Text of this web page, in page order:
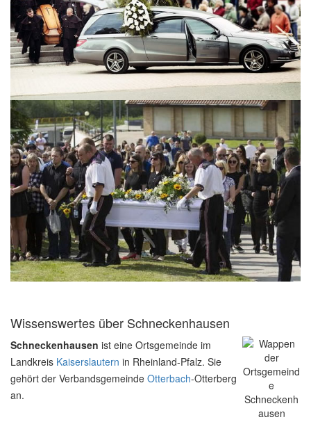
Wissenswertes über Schneckenhausen
Schneckenhausen ist eine Ortsgemeinde im
Landkreis Kaiserslautern in Rheinland-Pfalz. Sie
gehört der Verbandsgemeinde Otterbach-Otterberg
an.